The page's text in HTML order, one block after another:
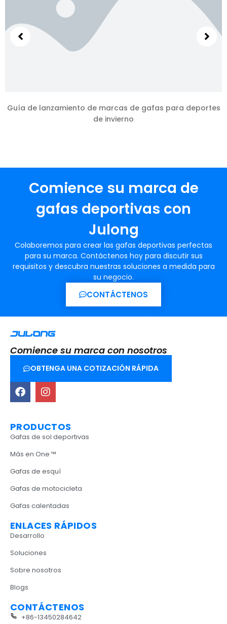
Guía de lanzamiento de marcas de gafas para deportes
de invierno
Comience su marca de
gafas deportivas con
Julong
Colaboremos para crear las gafas deportivas perfectas
para su marca. Contáctenos hoy para discutir sus
requisitos y descubra nuestras soluciones a medida para
su negocio.
CONTÁCTENOS
Comience su marca con nosotros
OBTENGA UNA COTIZACIÓN RÁPIDA
PRODUCTOS
Gafas de sol deportivas
Más en One ™
Gafas de esquí
Gafas de motocicleta
Gafas calentadas
ENLACES RÁPIDOS
Desarrollo
Soluciones
Sobre nosotros
Blogs
CONTÁCTENOS
+86-13450284642